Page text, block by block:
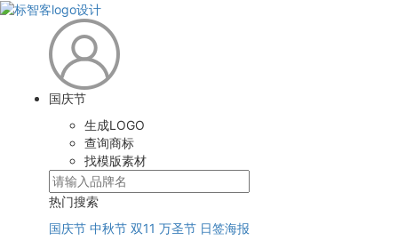
国庆节
生成LOGO
查询商标
找模版素材
热门搜索
国庆节 中秋节 双11 万圣节 日签海报